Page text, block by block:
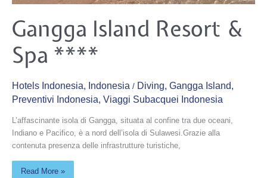
Gangga Island Resort &
Spa ****
Hotels Indonesia, Indonesia / Diving, Gangga Island,
Preventivi Indonesia, Viaggi Subacquei Indonesia
L’affascinante isola di Gangga, situata al confine tra due oceani,
Indiano e Pacifico, è a nord dell’isola di Sulawesi.Grazie alla
contenuta presenza delle infrastrutture turistiche,
Gangga
Island
Resort
&
Spa
****
Read More »